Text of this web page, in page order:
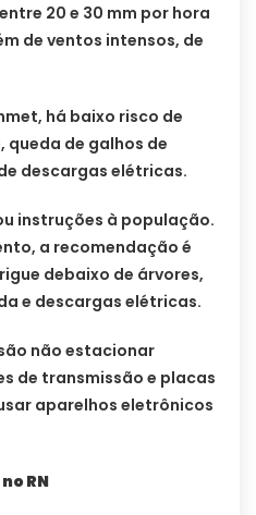
20 e 30 mm por hora
de ventos intensos, de
há baixo risco de
de galhos de
descargas elétricas.
instruções à população.
a recomendação é
debaixo de árvores,
e descargas elétricas.
não estacionar
de transmissão e placas
aparelhos eletrônicos
RN